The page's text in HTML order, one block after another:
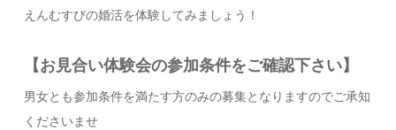
えんむすびの婚活を体験してみましょう！
【お見合い体験会の参加条件をご確認下さい】
男女とも参加条件を満たす方のみの募集となりますのでご承知
くださいませ